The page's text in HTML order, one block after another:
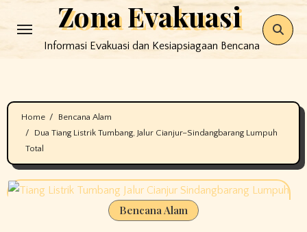
to
Zona Evakuasi
Informasi Evakuasi dan Kesiapsiagaan Bencana
Home
Bencana Alam
Dua Tiang Listrik Tumbang, Jalur Cianjur–Sindangbarang Lumpuh
Total
Bencana Alam